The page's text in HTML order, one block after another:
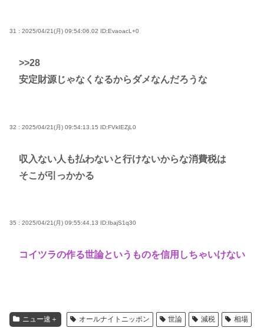
31 : 2025/04/21(月) 09:54:06.02 ID:EvaoacL+0
>>28
安定財源じゃなくなるからダメなんだろうな
32 : 2025/04/21(月) 09:54:13.15 ID:FVkIEZjL0
収入ない人も払わないと行けないからな消費税は
そこが引っかかる
35 : 2025/04/21(月) 09:55:44.13 ID:IbajS1q30
コイツラの作る世論というものを信用しちゃいけない
ニュー速＋ オールナイトニッポン 世論 減税
相場